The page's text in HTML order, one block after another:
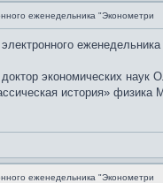
еженедельника "Эконометри
экономических
история»
еженедельника "Эконометри